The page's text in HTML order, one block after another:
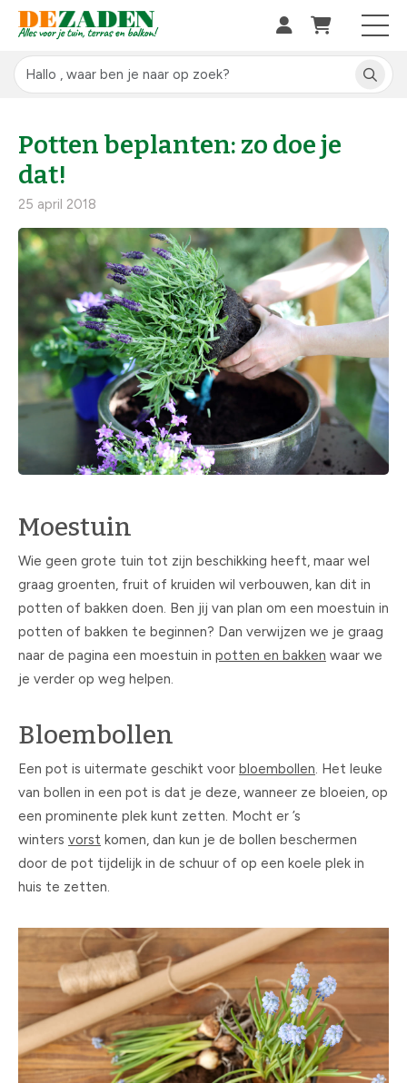
Potten beplanten: zo doe je
dat!
25 april 2018
Moestuin
Wie geen grote tuin tot zijn beschikking heeft, maar wel
graag groenten, fruit of kruiden wil verbouwen, kan dit in
potten of bakken doen. Ben jij van plan om een moestuin in
potten of bakken te beginnen? Dan verwijzen we je graag
naar de pagina een moestuin in potten en bakken waar we
je verder op weg helpen.
Bloembollen
Een pot is uitermate geschikt voor bloembollen. Het leuke
van bollen in een pot is dat je deze, wanneer ze bloeien, op
een prominente plek kunt zetten. Mocht er ’s
winters vorst komen, dan kun je de bollen beschermen
door de pot tijdelijk in de schuur of op een koele plek in
huis te zetten.